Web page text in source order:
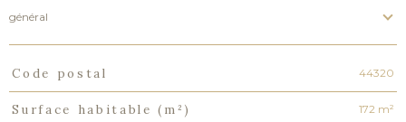
général
TRAD_PAMPERO_Caracteristique
Code postal 44320
Surface habitable (m²) 172 m²